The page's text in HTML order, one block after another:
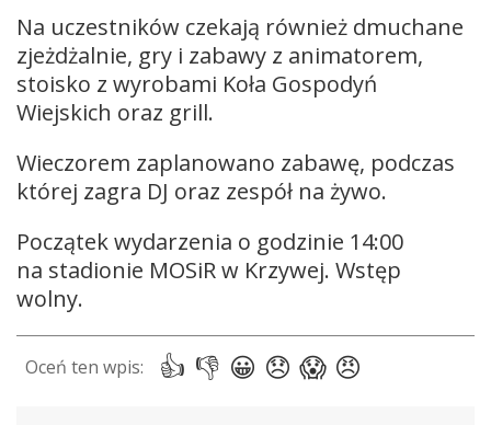
Na uczestników czekają również dmuchane
zjeżdżalnie, gry i zabawy z animatorem,
stoisko z wyrobami Koła Gospodyń
Wiejskich oraz grill.
Wieczorem zaplanowano zabawę, podczas
której zagra DJ oraz zespół na żywo.
Początek wydarzenia o godzinie 14:00
na stadionie MOSiR w Krzywej. Wstęp
wolny.